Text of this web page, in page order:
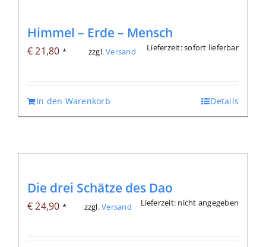
Himmel – Erde – Mensch
€21,80 * zzgl.Versand Lieferzeit: sofort lieferbar
In den Warenkorb Details
Die drei Schätze des Dao
€24,90 * zzgl.Versand Lieferzeit: nicht angegeben